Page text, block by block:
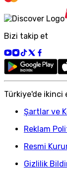
Bizi takip et
Türkiye'de ikinci
Şartlar ve
Reklam
Resmi
Gizlilik